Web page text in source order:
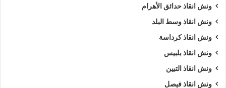
ونش انقاذ حدائق الأهرام
ونش انقاذ وسط البلد
ونش انقاذ كرداسة
ونش انقاذ بلبيس
ونش انقاذ التبين
ونش انقاذ فيصل